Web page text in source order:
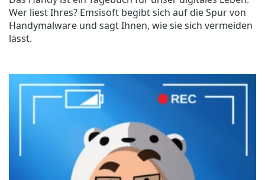
Wer liest Ihres? Emsisoft begibt sich auf die Spur von
Handymalware und sagt Ihnen, wie sie sich vermeiden
lässt.